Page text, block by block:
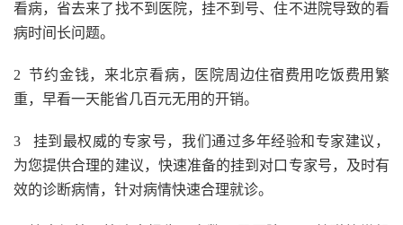
看病，省去来了找不到医院，挂不到号、住不进院导致的看
病时间长问题。
2 节约金钱，来北京看病，医院周边住宿费用吃饭费用繁
重，早看一天能省几百元无用的开销。
3 挂到最权威的专家号，我们通过多年经验和专家建议，
为您提供合理的建议，快速准备的挂到对口专家号，及时有
效的诊断病情，针对病情快速合理就诊。